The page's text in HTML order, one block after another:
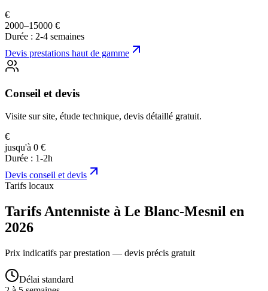
€
2000–15000 €
Durée : 2-4 semaines
Devis prestations haut de gamme
Conseil et devis
Visite sur site, étude technique, devis détaillé gratuit.
€
jusqu'à 0 €
Durée : 1-2h
Devis conseil et devis
Tarifs locaux
Tarifs Antenniste à Le Blanc-Mesnil en
2026
Prix indicatifs par prestation — devis précis gratuit
Délai standard